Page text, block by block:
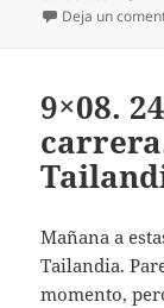
Deja un
9×08.
Mañana a
Tailandia.
momento,